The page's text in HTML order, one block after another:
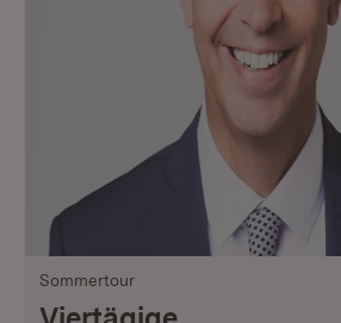
Sommertour